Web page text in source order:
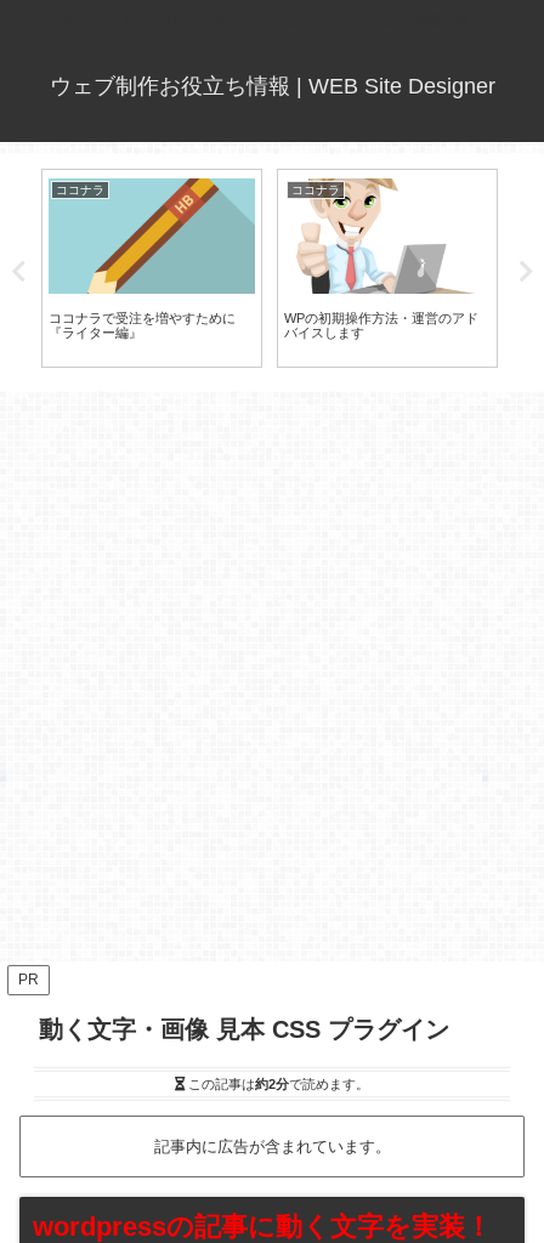
ウェブ制作お役立ち情報 | WEB Site Designer
ココナラ
ココナラで受注を増やすために
『ライター編』
ココナラ
WPの初期操作方法・運営のアド
バイスします
PR
動く文字・画像 見本 CSS プラグイン
この記事は約2分で読めます。
記事内に広告が含まれています。
wordpressの記事に動く文字を実装！